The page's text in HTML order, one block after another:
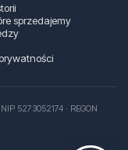
sprzedajemy
5273052174 · REGON